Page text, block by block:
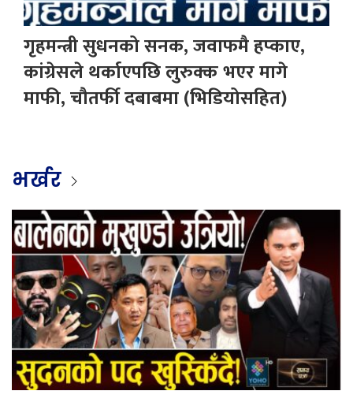
गृहमन्त्री सुधनको सनक, जवाफमै हप्काए,
कांग्रेसले थर्काएपछि लुरुक्क भएर मागे
माफी, चौतर्फी दबाबमा (भिडियोसहित)
भर्खर